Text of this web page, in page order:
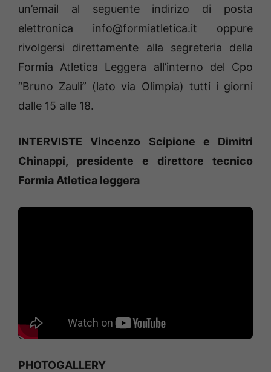
un’email al seguente indirizo di posta
elettronica info@formiatletica.it oppure
rivolgersi direttamente alla segreteria della
Formia Atletica Leggera all’interno del Cpo
“Bruno Zauli” (lato via Olimpia) tutti i giorni
dalle 15 alle 18.
INTERVISTE Vincenzo Scipione e Dimitri
Chinappi, presidente e direttore tecnico
Formia Atletica leggera
PHOTOGALLERY